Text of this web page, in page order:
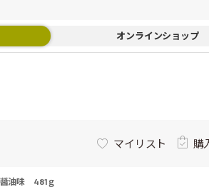
オンラインショップ
マイリスト 購
油味 481ｇ